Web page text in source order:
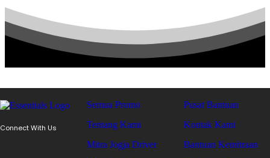
Connect With Us
Semua Promo
Tentang Kami
Mitra Jogja Driver
Pusat Bantuan
Kontak Kami
Bantuan Kemitraan